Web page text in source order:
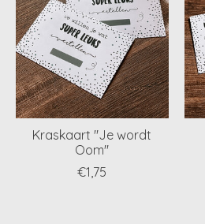
Kraskaart "Je wordt
Oom"
€1,75